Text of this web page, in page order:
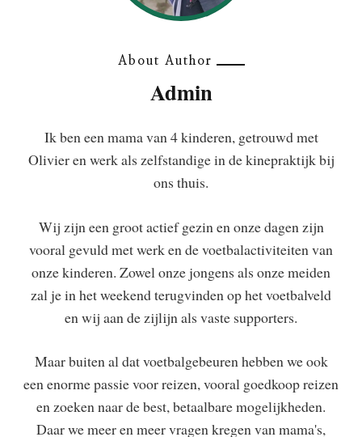
About Author
Admin
Ik ben een mama van 4 kinderen, getrouwd met
Olivier en werk als zelfstandige in de kinepraktijk bij
ons thuis.
Wij zijn een groot actief gezin en onze dagen zijn
vooral gevuld met werk en de voetbalactiviteiten van
onze kinderen. Zowel onze jongens als onze meiden
zal je in het weekend terugvinden op het voetbalveld
en wij aan de zijlijn als vaste supporters.
Maar buiten al dat voetbalgebeuren hebben we ook
een enorme passie voor reizen, vooral goedkoop reizen
en zoeken naar de best, betaalbare mogelijkheden.
Daar we meer en meer vragen kregen van mama's,